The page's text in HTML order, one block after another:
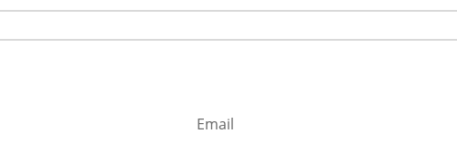
кодекс
правила! (ВИДЕО)
Email